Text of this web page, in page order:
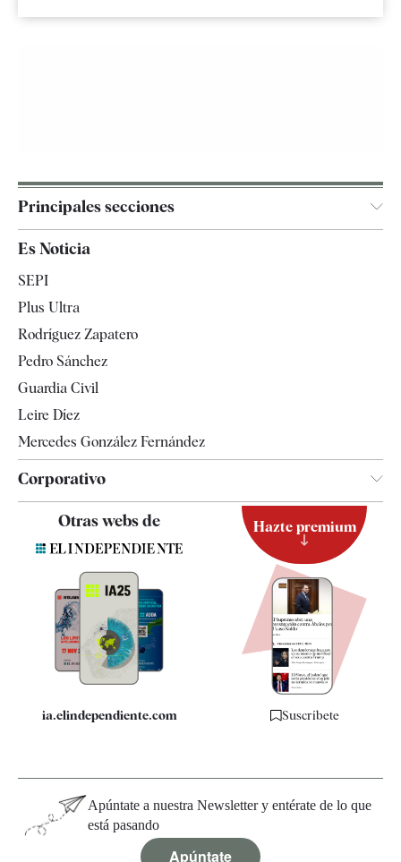
Principales secciones
España
Televisión
Es Noticia
SEPI
Plus Ultra
Rodríguez Zapatero
Pedro Sánchez
Guardia Civil
Leire Díez
Mercedes González Fernández
Corporativo
Contacto
Quiénes somos
Especificaciones
Otras webs de
ia.elindependiente.com
Hazte premium
Suscríbete
Apúntate a nuestra Newsletter y entérate de lo que
está pasando
Apúntate